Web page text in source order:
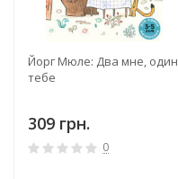
Йорг Мюле: Два мне, один
тебе
309 грн.
0